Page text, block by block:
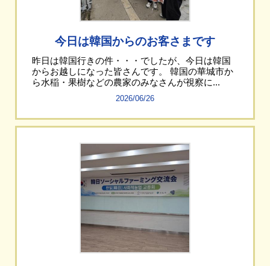
今日は韓国からのお客さまです
昨日は韓国行きの件・・・でしたが、今日は韓国
からお越しになった皆さんです。 韓国の華城市か
ら水稲・果樹などの農家のみなさんが視察に...
2026/06/26